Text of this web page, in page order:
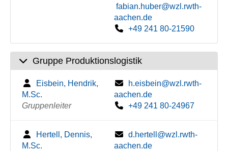
fabian.huber@wzl.rwth-
aachen.de
+49 241 80-21590
Gruppe Produktionslogistik
Eisbein, Hendrik,
M.Sc.
Gruppenleiter
h.eisbein@wzl.rwth-
aachen.de
+49 241 80-24967
Hertell, Dennis,
M.Sc.
d.hertell@wzl.rwth-
aachen.de